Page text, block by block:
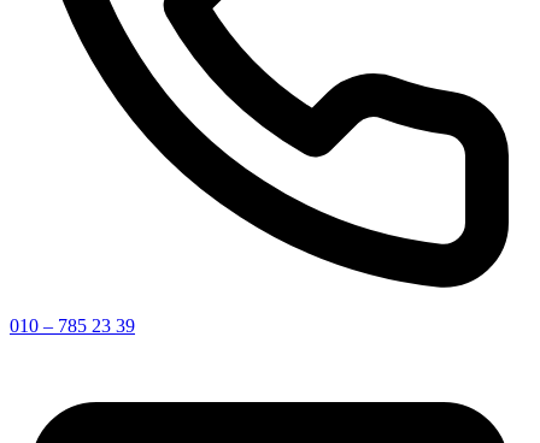
010 – 785 23 39